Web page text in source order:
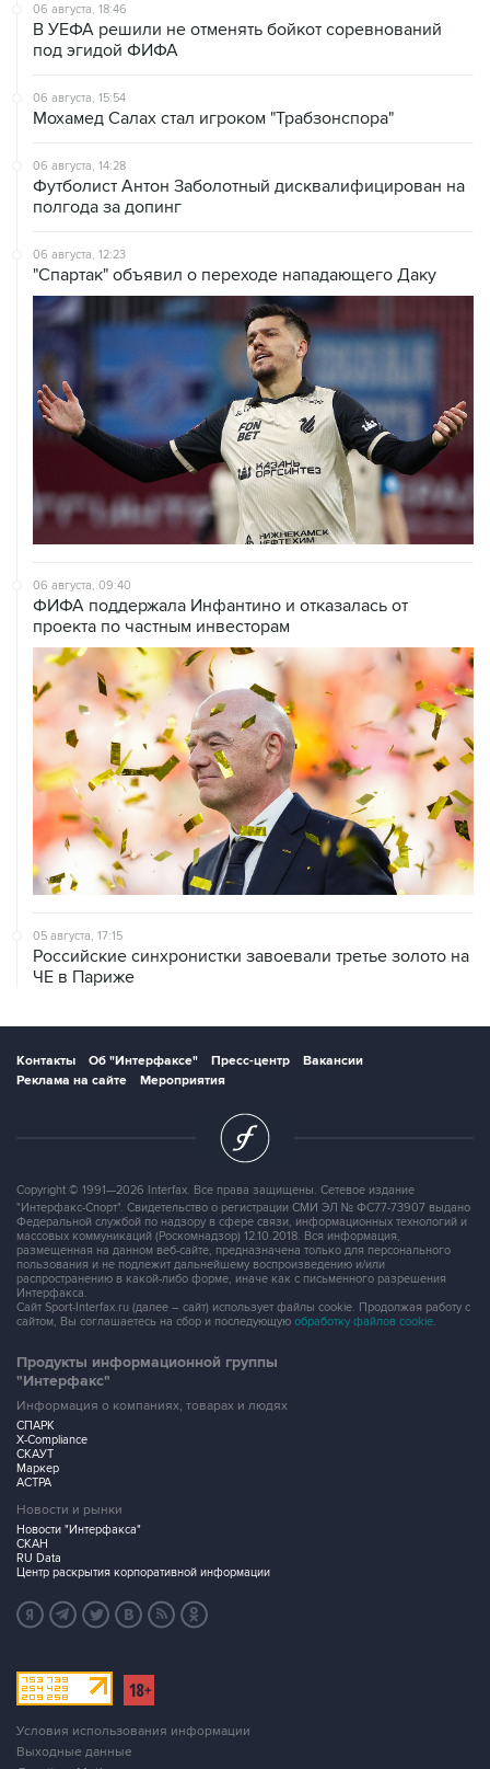
06 августа, 18:46
В УЕФА решили не отменять бойкот соревнований
под эгидой ФИФА
06 августа, 15:54
Мохамед Салах стал игроком "Трабзонспора"
06 августа, 14:28
Футболист Антон Заболотный дисквалифицирован на
полгода за допинг
06 августа, 12:23
"Спартак" объявил о переходе нападающего Даку
06 августа, 09:40
ФИФА поддержала Инфантино и отказалась от
проекта по частным инвесторам
05 августа, 17:15
Российские синхронистки завоевали третье золото на
ЧЕ в Париже
Контакты Об "Интерфаксе" Пресс-центр
Вакансии
Реклама на сайте
Мероприятия
Copyright © 1991—2026 Interfax. Все права защищены. Сетевое издание
"Интерфакс-Спорт". Свидетельство о регистрации СМИ ЭЛ № ФС77-73907 выдано
Федеральной службой по надзору в сфере связи, информационных технологий и
массовых коммуникаций (Роскомнадзор) 12.10.2018. Вся информация,
размещенная на данном веб-сайте, предназначена только для персонального
пользования и не подлежит дальнейшему воспроизведению и/или
распространению в какой-либо форме, иначе как с письменного разрешения
Интерфакса.
Сайт Sport-Interfax.ru (далее – сайт) использует файлы cookie. Продолжая работу с
сайтом, Вы соглашаетесь на сбор и последующую обработку файлов cookie.
Продукты информационной группы
"Интерфакс"
Информация о компаниях, товарах и людях
СПАРК
X-Compliance
СКАУТ
Маркер
АСТРА
Новости и рынки
Новости "Интерфакса"
СКАН
RU Data
Центр раскрытия корпоративной информации
Условия использования информации
Выходные данные